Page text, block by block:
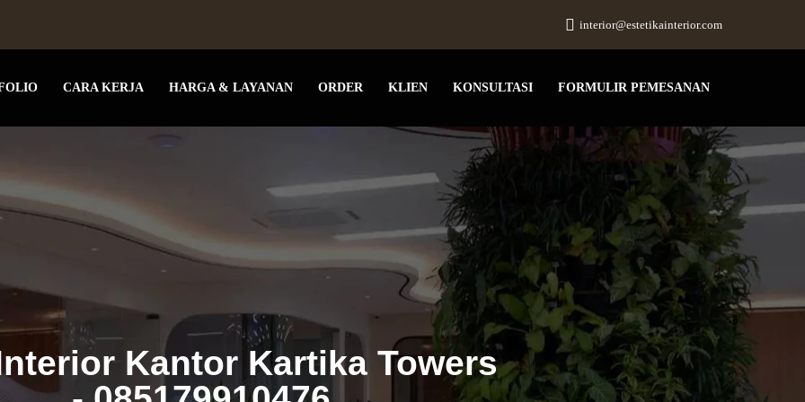
interior@estetikainterior.com
CARA KERJA HARGA & LAYANAN ORDER KLIEN KONSULTASI FORMULIR PEMESANAN
Kantor Kartika Towers